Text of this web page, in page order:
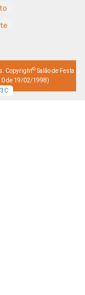
Copyright© Salão de Festa
de 19/02/1998)